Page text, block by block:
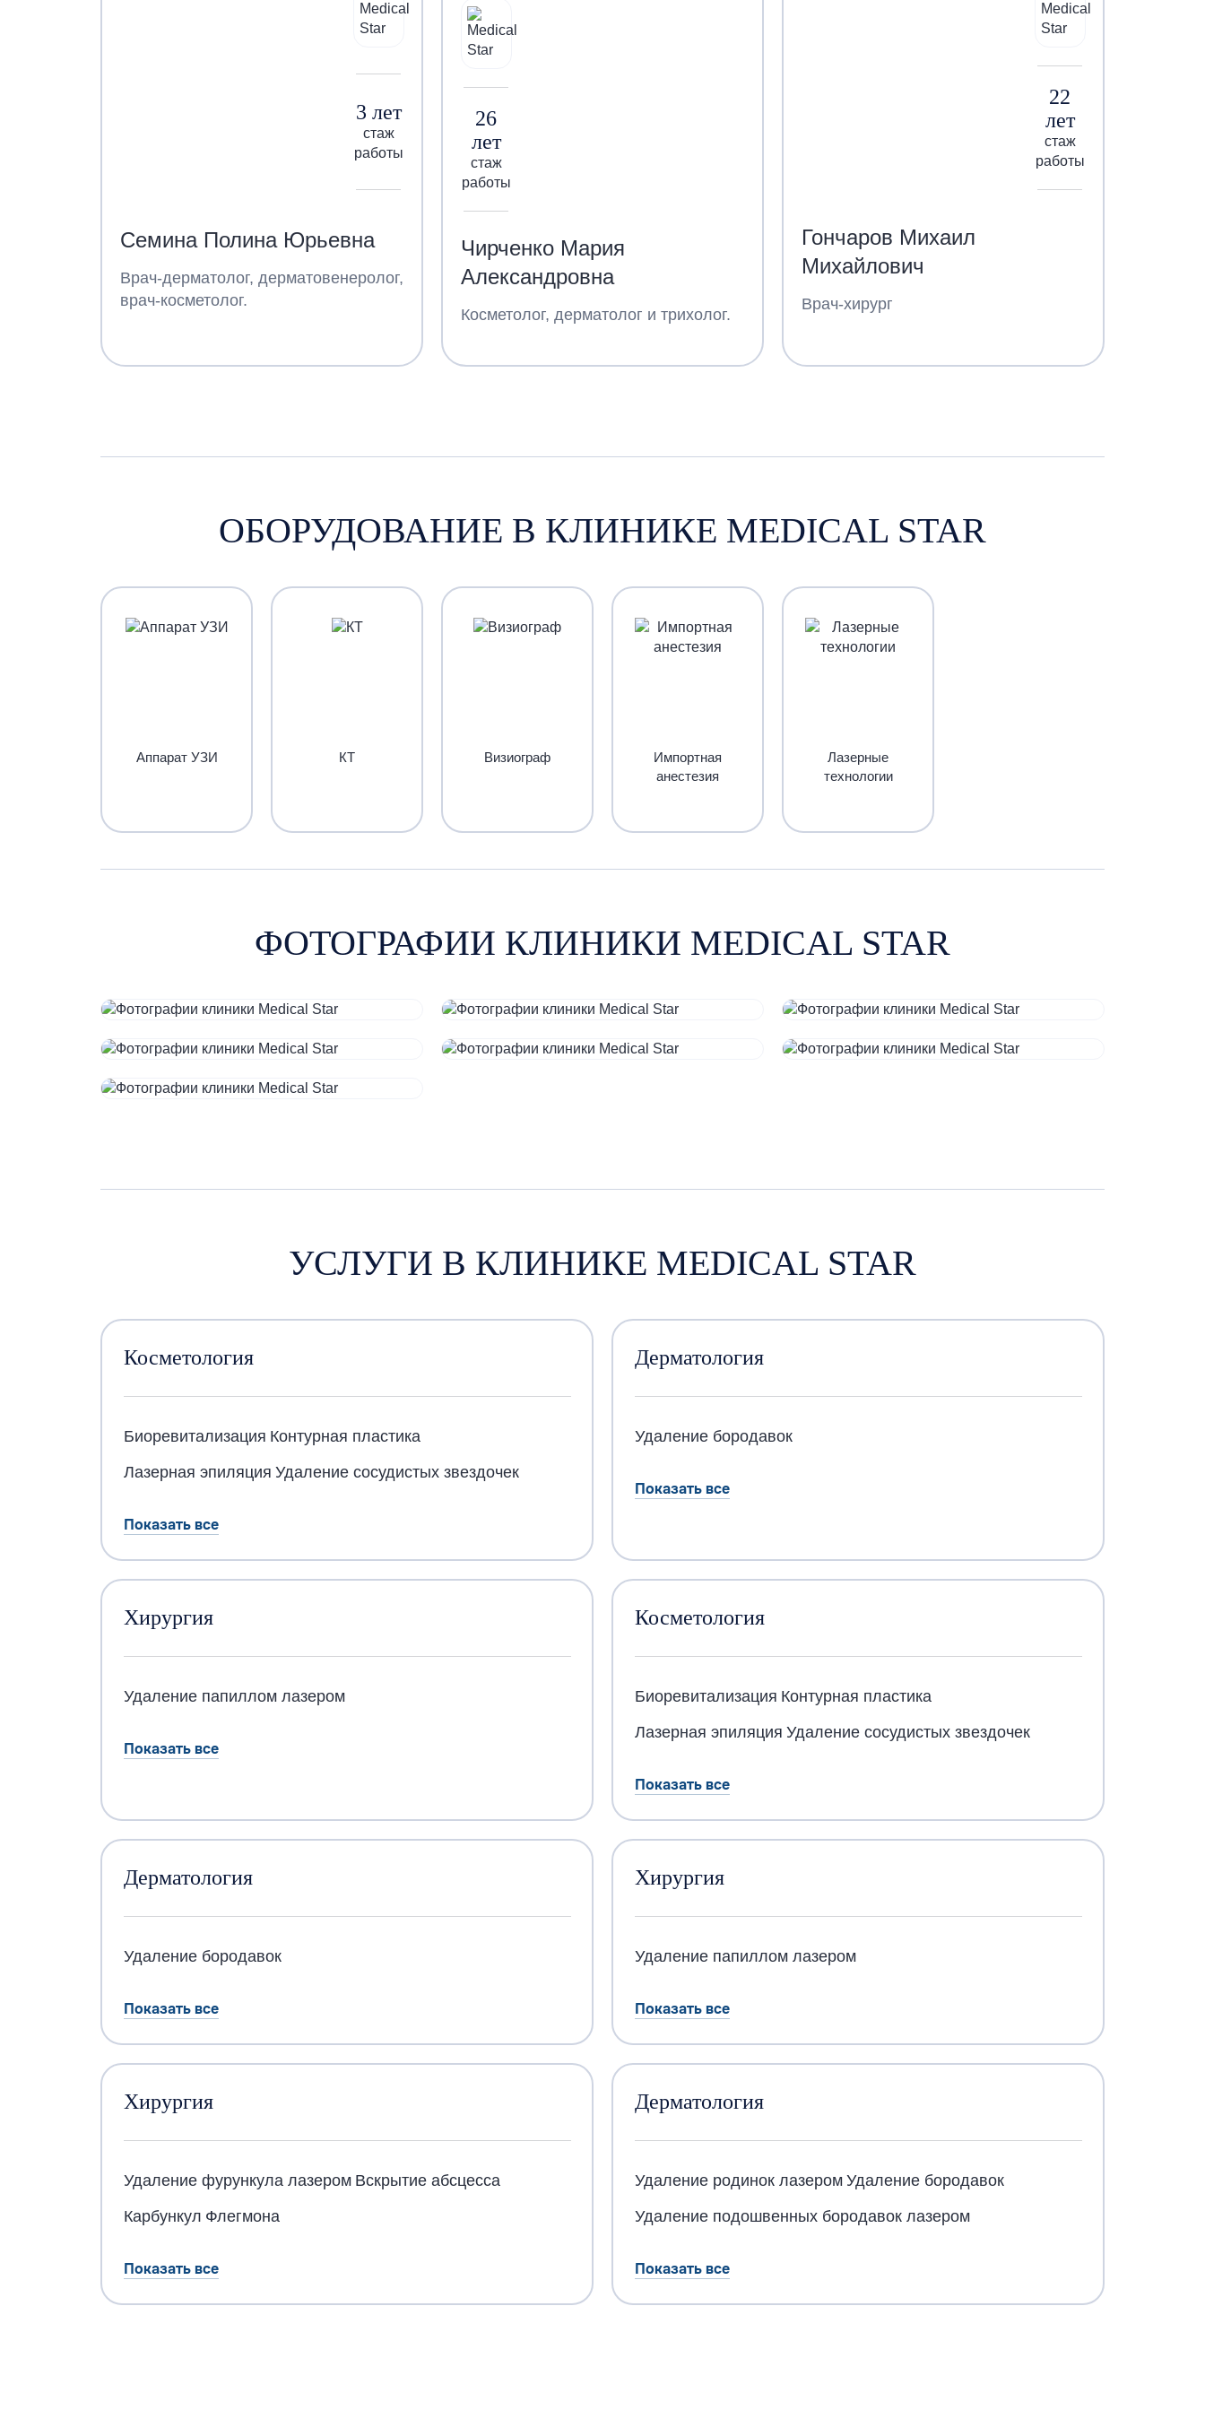
3 лет
стаж
работы
Семина Полина Юрьевна
Врач-дерматолог, дерматовенеролог,
врач-косметолог.
26
лет
стаж
работы
Чирченко Мария
Александровна
Косметолог, дерматолог и трихолог.
22
лет
стаж
работы
Гончаров Михаил
Михайлович
Врач-хирург
ОБОРУДОВАНИЕ В КЛИНИКЕ MEDICAL STAR
Аппарат УЗИ КТ Визиограф
Импортная
анестезия
Лазерные
технологии
ФОТОГРАФИИ КЛИНИКИ MEDICAL STAR
УСЛУГИ В КЛИНИКЕ MEDICAL STAR
Косметология
Биоревитализация Контурная пластика
Лазерная эпиляция Удаление сосудистых звездочек
Показать все
Дерматология
Удаление бородавок
Показать все
Хирургия
Удаление папиллом лазером
Показать все
Косметология
Биоревитализация Контурная пластика
Лазерная эпиляция Удаление сосудистых звездочек
Показать все
Дерматология
Удаление бородавок
Показать все
Хирургия
Удаление папиллом лазером
Показать все
Хирургия
Удаление фурункула лазером Вскрытие абсцесса
Карбункул Флегмона
Показать все
Дерматология
Удаление родинок лазером Удаление бородавок
Удаление подошвенных бородавок лазером
Показать все